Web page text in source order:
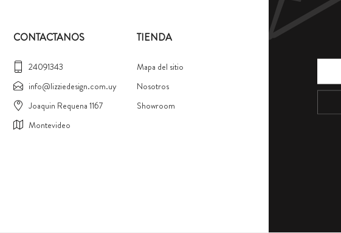
CONTACTANOS
24091343
info@lizziedesign.com.uy
Joaquin Requena 1167
Montevideo
TIENDA
Mapa del sitio
Nosotros
Showroom